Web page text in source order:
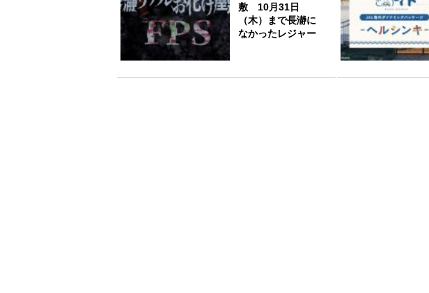
敷 10月31日
（木）まで長瀞に
なかったレジャー